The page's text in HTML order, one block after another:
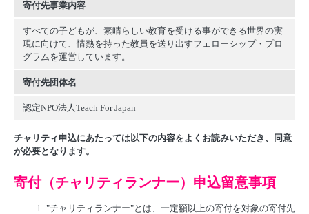
寄付先事業内容
すべての子どもが、素晴らしい教育を受ける事ができる世界の実
現に向けて、情熱を持った教員を送り出すフェローシップ・プロ
グラムを運営しています。
寄付先団体名
認定NPO法人Teach For Japan
チャリティ申込にあたっては以下の内容をよくお読みいただき、同意
が必要となります。
寄付（チャリティランナー）申込留意事項
1. "チャリティランナー"とは、一定額以上の寄付を対象の寄付先